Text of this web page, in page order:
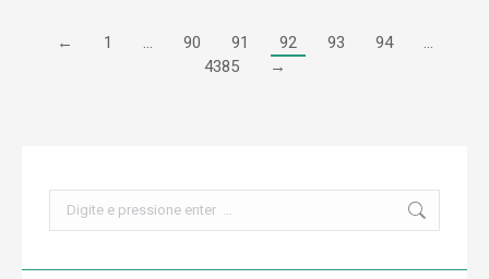
← 1 … 90 91 92 93 94
…
4385
→